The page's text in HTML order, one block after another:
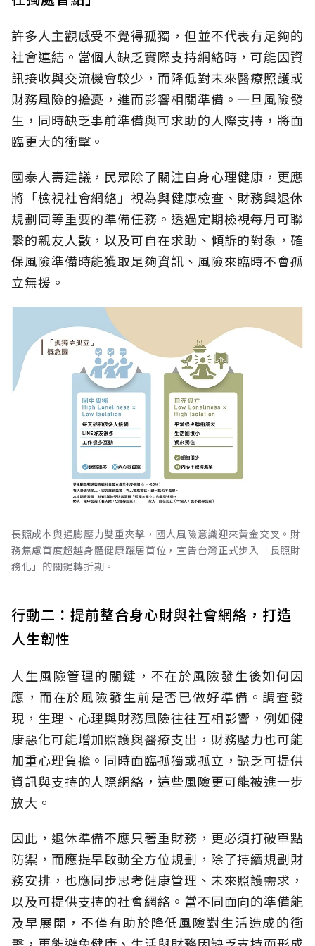
許多人主觀感受不覺得孤獨，但並不代表有足夠的
社會連結。當個人缺乏實際支持網絡時，可能因資
訊接收與交流機會較少，而降低對未來醫療照護或
財務風險的擔憂，進而影響相關準備。一旦風險發
生，同時缺乏事前準備與可求助的人際支持，將面
臨更大的衝擊。
國泰人壽建議，民眾除了關注自身心理健康，更應
將「檢視社會網絡」視為與健康檢查、財務與退休
規劃同等重要的準備任務。透過定期檢視每月可聯
繫的親友人數，以及可自在求助、傾訴的對象，確
保風險準備時能獲取足夠資訊、風險來臨時不會孤
立無援。
長照成本與通膨壓力雙重夾擊，國人風險意識迎來黃金交叉。財
務焦慮首度超越身體健康躍居首位，宣告台灣正式步入「長照財
務化」的關鍵轉折期。
行動二：提前整合身心財與社會網絡，打造
人生韌性
人生風險管理的關鍵，不在於風險發生後如何因
應，而在於風險發生前是否已做好準備。調查發
現，生理、心理與財務風險往往互相影響，例如健
康惡化可能增加照護與醫療支出，財務壓力也可能
加重心理負擔。同時面臨孤獨或孤立，缺乏可提供
資訊與支持的人際網絡，這些風險更可能被進一步
放大。
因此，退休準備不應只著重財務，更必須打破單點
防禦，而應提早啟動全方位規劃，除了持續規劃財
務安排，也應同步思考健康管理、未來照護需求，
以及可提供支持的社會網絡。當不同面向的準備能
及早展開，不僅有助於降低風險對生活造成的衝